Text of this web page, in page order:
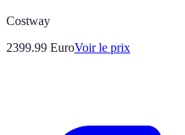
Costway
2399.99 EuroVoir le prix